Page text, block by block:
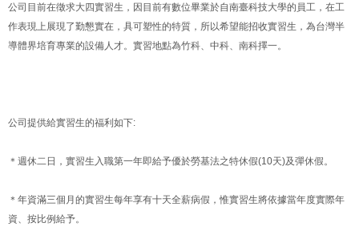
公司目前在徵求大四實習生，因目前有數位畢業於自南臺科技大學的員工，在工
作表現上展現了勤懇實在，具可塑性的特質，所以希望能招收實習生，為台灣半
導體界培育專業的設備人才。實習地點為竹科、中科、南科擇一。
公司提供給實習生的福利如下:
＊週休二日，實習生入職第一年即給予優於勞基法之特休假(10天)及彈休假。
＊年資滿三個月的實習生每年享有十天全薪病假，惟實習生將依據當年度實際年
資、按比例給予。